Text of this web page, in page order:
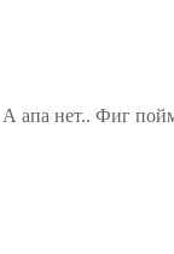
апа нет.. Фиг